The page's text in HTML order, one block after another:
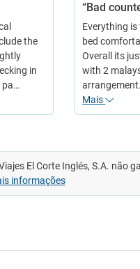
the
in
pa…
“Bad
Everything
bed
Overall its
with 2
Mais
El Corte Inglés, S.A. não
informações